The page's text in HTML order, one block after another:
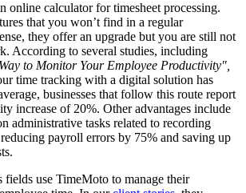
online calculator for timesheet processing.
that you won’t find in a regular
they offer an upgrade but you are still not
According to several studies, including
to Monitor Your Employee Productivity",
time tracking with a digital solution has
businesses that follow this route report
increase of 20%. Other advantages include
administrative tasks related to recording
payroll errors by 75% and saving up
fields use TimeMoto to manage their